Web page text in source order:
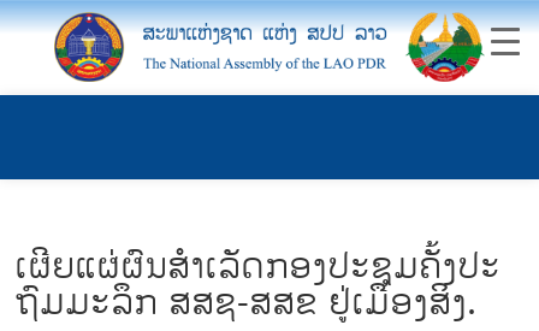
ເຜີຍແຜ່ຜົນສໍາເລັດກອງປະຊຸມຄັ້ງປະ
ຖົມມະລຶກ ສສຊ-ສສຂ ຢູ່ເມືອງສິງ.